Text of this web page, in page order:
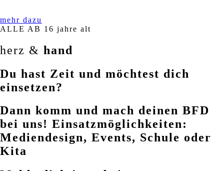
mehr dazu
ALLE AB 16 jahre alt
herz & hand
Du hast Zeit und möchtest dich
einsetzen?
Dann komm und mach deinen BFD
bei uns! Einsatzmöglichkeiten:
Mediendesign, Events, Schule oder
Kita